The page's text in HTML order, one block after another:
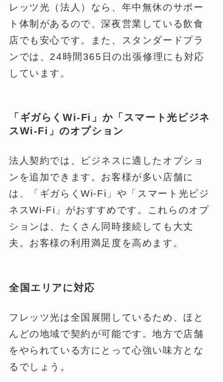
レッツ光（法人）なら、年中無休のサポー
ト体制があるので、深夜営業している飲食
店でも安心です。また、スタンダードプラ
ンでは、24時間365日の出張修理にも対応
しています。
「ギガらくWi-Fi」か「スマート光ビジネ
スWi-Fi」のオプション
法人契約では、ビジネスに適したオプショ
ンを追加できます。お客様が多い店舗に
は、「ギガらくWi-Fi」や「スマート光ビジ
ネスWi-Fi」がおすすめです。これらのオプ
ションは、たくさん同時接続しても大丈
夫。お客様の利用満足度を高めます。
全国エリアに対応
フレッツ光は全国展開しているため、ほと
んどの地域で契約が可能です。地方で店舗
をやられている方にとって心強い味方とな
るでしょう。